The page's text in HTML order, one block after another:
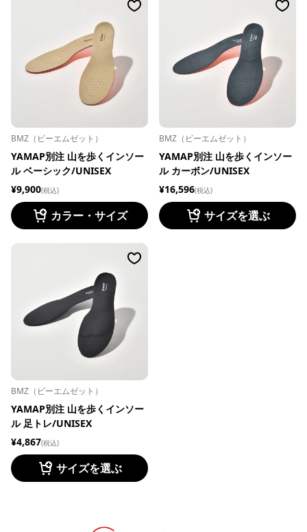
BMZ（ビーエムゼット）
YAMAP別注 山を歩くインソー
ル ベーシック/UNISEX
¥9,900(税込)
カラー・サイズ
BMZ（ビーエムゼット）
YAMAP別注 山を歩くインソー
ル カーボン/UNISEX
¥16,596(税込)
サイズを選ぶ
BMZ（ビーエムゼット）
YAMAP別注 山を歩くインソー
ル 足トレ/UNISEX
¥4,867(税込)
サイズを選ぶ